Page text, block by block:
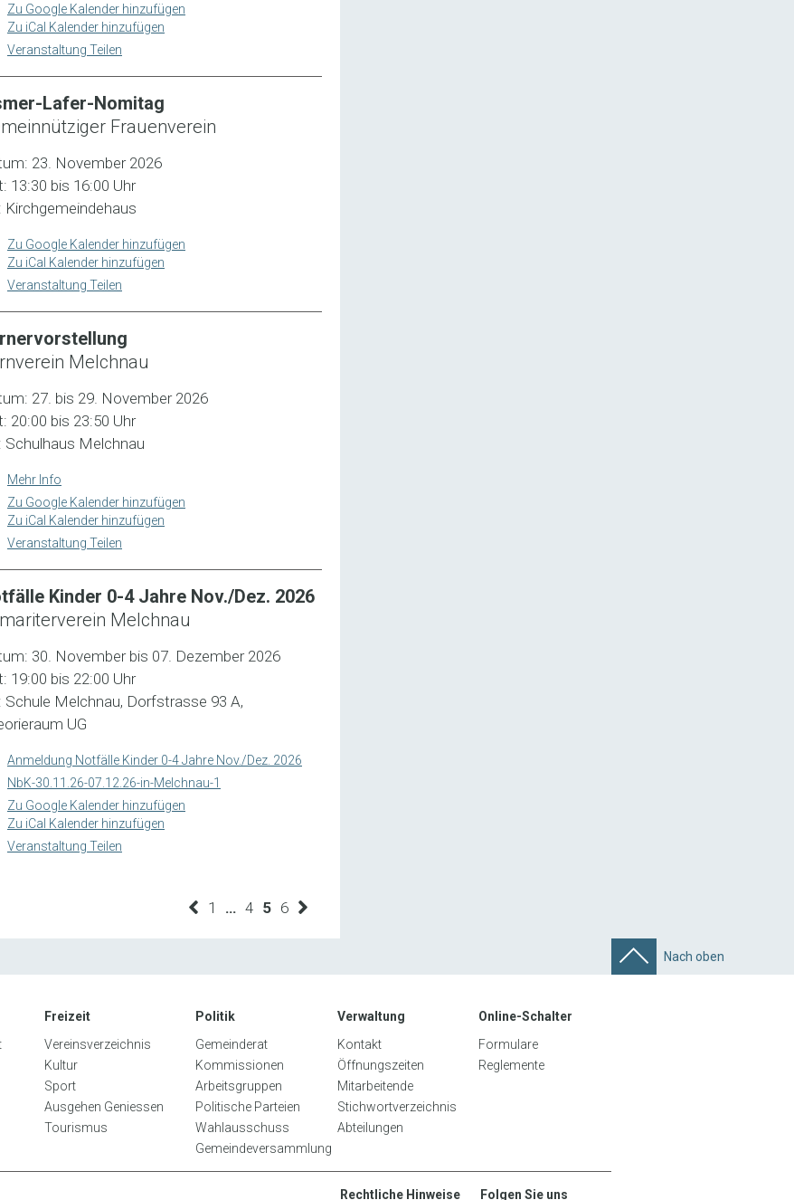
Zu Google Kalender hinzufügen
Zu iCal Kalender hinzufügen
Veranstaltung Teilen
Lafer-Nomitag
Frauenverein
23. November 2026
13:30 bis 16:00 Uhr
Kirchgemeindehaus
Zu Google Kalender hinzufügen
Zu iCal Kalender hinzufügen
Veranstaltung Teilen
Melchnau
27. bis 29. November 2026
20:00 bis 23:50 Uhr
Schulhaus Melchnau
Mehr Info
Zu Google Kalender hinzufügen
Zu iCal Kalender hinzufügen
Veranstaltung Teilen
Kinder 0-4 Jahre Nov./Dez. 2026
Melchnau
30. November bis 07. Dezember 2026
19:00 bis 22:00 Uhr
Schule Melchnau, Dorfstrasse 93 A,
UG
Anmeldung Notfälle Kinder 0-4 Jahre Nov./Dez. 2026
NbK-30.11.26-07.12.26-in-Melchnau-1
Zu Google Kalender hinzufügen
Zu iCal Kalender hinzufügen
Veranstaltung Teilen
1 … 4 5 6
Nach oben
Freizeit
Vereinsverzeichnis
Kultur
Sport
Ausgehen Geniessen
Tourismus
Politik
Gemeinderat
Kommissionen
Arbeitsgruppen
Politische Parteien
Wahlausschuss
Gemeindeversammlung
Verwaltung
Kontakt
Öffnungszeiten
Mitarbeitende
Stichwortverzeichnis
Abteilungen
Online-Schalter
Formulare
Reglemente
Rechtliche Hinweise Folgen Sie uns